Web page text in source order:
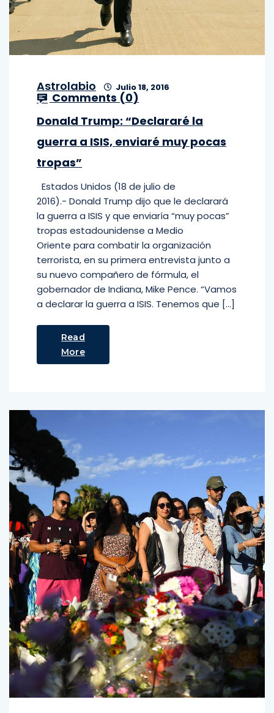
Astrolabio Julio 18, 2016
Comments (0)
Donald Trump: “Declararé la
guerra a ISIS, enviaré muy pocas
tropas”
Estados Unidos (18 de julio de
2016).- Donald Trump dijo que le declarará
la guerra a ISIS y que enviaría “muy pocas”
tropas estadounidense a Medio
Oriente para combatir la organización
terrorista, en su primera entrevista junto a
su nuevo compañero de fórmula, el
gobernador de Indiana, Mike Pence. “Vamos
a declarar la guerra a ISIS. Tenemos que […]
Read
More